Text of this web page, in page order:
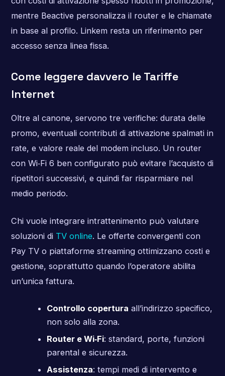
mentre Beactive personalizza il router e le chiamate
in base al profilo. Linkem resta un riferimento per
accesso senza linea fissa.
Come leggere davvero le Tariffe
Internet
Oltre al canone, servono tre verifiche: durata delle
promo, eventuali contributi di attivazione spalmati in
rate, e valore reale del modem incluso. Un router
con Wi‑Fi 6 ben configurato può evitare l’acquisto di
ripetitori successivi, e quindi far risparmiare nel
medio periodo.
Chi vuole integrare intrattenimento può valutare
soluzioni di TV online. Le offerte convergenti con
Pay TV o piattaforme streaming ottimizzano costi e
gestione, soprattutto quando l’operatore abilita
un’unica fattura.
Controllo copertura all’indirizzo specifico,
non solo alla zona.
Router e Wi‑Fi: standard, porte, funzioni
parental e sicurezza.
Assistenza: tempi medi di intervento e